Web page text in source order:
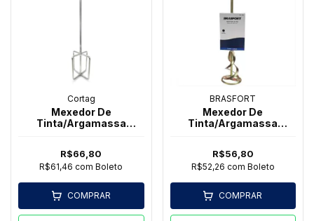
Cortag
Mexedor De
Tinta/Argamassa
R$66,80
R$61,46com Boleto
COMPRAR
BRASFORT
Mexedor De
Tinta/Argamassa
R$56,80
R$52,26 com Boleto
COMPRAR